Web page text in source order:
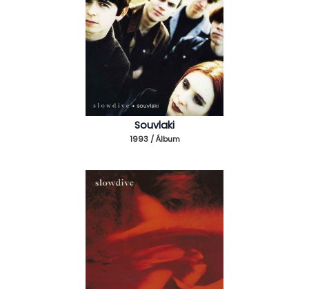
Souvlaki
1993 / Álbum